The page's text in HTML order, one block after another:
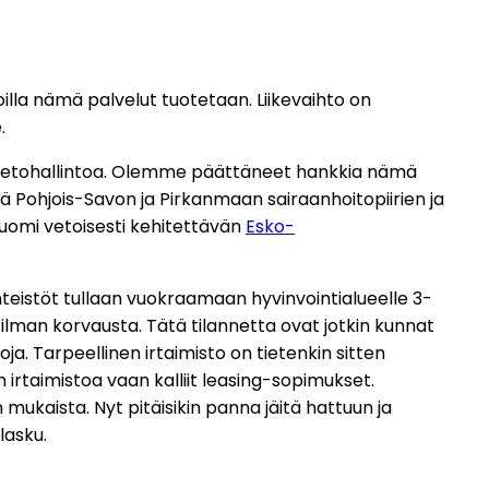
nämä palvelut tuotetaan. Liikevaihto on
Olemme päättäneet hankkia nämä
Savon ja Pirkanmaan sairaanhoitopiirien ja
vetoisesti kehitettävän Esko-
tullaan vuokraamaan hyvinvointialueelle 3-
korvausta. Tätä tilannetta ovat jotkin kunnat
Tarpeellinen irtaimisto on tietenkin sitten
irtaimistoa vaan kalliit leasing-sopimukset.
Nyt pitäisikin panna jäitä hattuun ja